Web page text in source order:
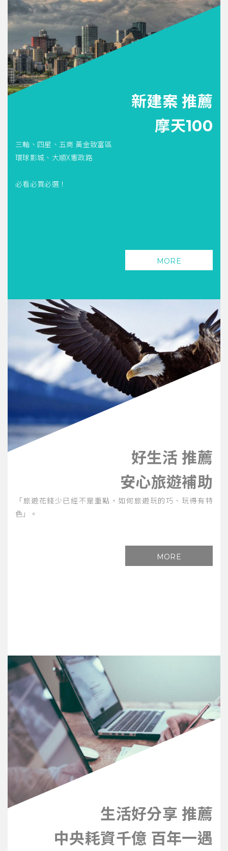
新建案 推薦
摩天100
三軸、四星、五商 黃金致富區
環球影城、大順X憲政路
必看必買必選！
MORE
好生活 推薦
安心旅遊補助
「旅遊花錢少已經不是重點，如何旅遊玩的巧、玩得有特
色」。
MORE
生活好分享 推薦
中央耗資千億 百年一遇